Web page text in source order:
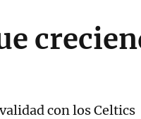
con los Celtics